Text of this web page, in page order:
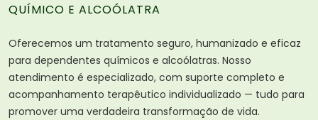
QUÍMICO E ALCOÓLATRA
Oferecemos um tratamento seguro, humanizado e eficaz
para dependentes químicos e alcoólatras. Nosso
atendimento é especializado, com suporte completo e
acompanhamento terapêutico individualizado — tudo para
promover uma verdadeira transformação de vida.